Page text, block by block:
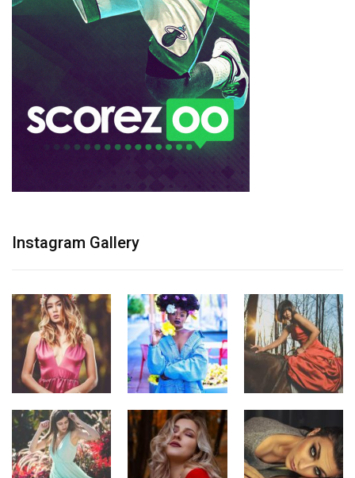
Instagram Gallery